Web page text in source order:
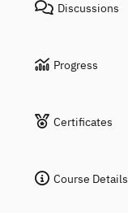
Discussions
Progress
Certificates
Course Details